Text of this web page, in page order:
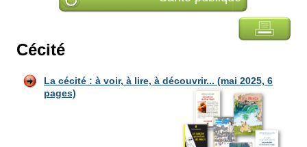
Cécité
La cécité : à voir, à lire, à découvrir... (mai 2025, 6
pages)